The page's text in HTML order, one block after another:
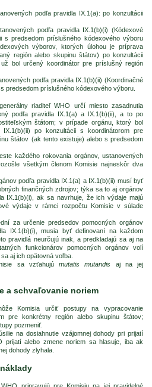
podľa pravidla IX.1(a): po konzultácii
podľa pravidla IX.1(b)(i) (Kódexové
s predsedom príslušného kódexového výboru
výborov, ktorých úlohou je príprava
región alebo skupinu štátov) po konzultácii
bol určený koordinátor pre príslušný región
podľa pravidla IX.1(b)(ii) (Koordinačné
predsedom príslušného kódexového výboru.
riaditeľ WHO určí miesto zasadnutia
podľa pravidla IX.1(a) a IX.1(b)(ii), a to po
štátom; v prípade orgánu, ktorý bol
IX.1(b)(ii) po konzultácii s koordinátorom pre
štátov (ak tento existuje) alebo s predsedom
každého rokovania orgánov, ustanovených
všetkým členom Komisie najneskôr dva
podľa pravidla IX.1(a) a IX.1(b)(ii) musí byť
finančných zdrojov; týka sa to aj orgánov
IX.1(b)(i), ak sa navrhuje, že ich výdaje majú
výdaje v rámci rozpočtu Komisie v súlade
za určenie predsedov pomocných orgánov
IX.1(b)(i), musia byť definovaní na každom
pravidlá neurčujú inak, a predkladajú sa aj na
funkcionárov pomocných orgánov volí
aj ich opätovná voľba.
sa vzťahujúmutatis mutandis aj na jej
a schvaľovanie noriem
Komisia určiť postupy na vypracovanie
pre konkrétny región alebo skupinu štátov;
pozmeniť.
na dosiahnutie vzájomnej dohody pri prijatí
prijatí alebo zmene noriem sa hlasuje, iba ak
dohody zlyhala.